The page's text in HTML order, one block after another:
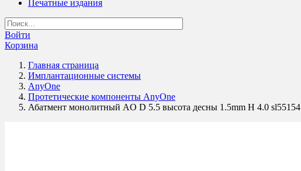
Печатные издания
Войти
Корзина
Главная страница
Имплантационные системы
AnyOne
Протетические компоненты AnyOne
Абатмент монолитный AO D 5.5 высота десны 1.5mm H 4.0 sl55154